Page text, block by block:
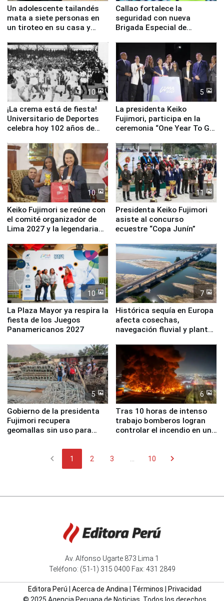
Un adolescente tailandés
mata a siete personas en
un tiroteo en su casa y
Callao fortalece la
seguridad con nueva
Brigada Especial de
equipamiento para
Serenazgo
10
¡La crema está de fiesta!
Universitario de Deportes
celebra hoy 102 años de
5
La presidenta Keiko
Fujimori, participa en la
ceremonia “One Year To Go
10
Keiko Fujimori se reúne con
el comité organizador de
Lima 2027 y la legendaria
11
Presidenta Keiko Fujimori
asiste al concurso
ecuestre “Copa Junín”
10
La Plaza Mayor ya respira la
fiesta de los Juegos
Panamericanos 2027
7
Histórica sequía en Europa
afecta cosechas,
navegación fluvial y plantas
5
Gobierno de la presidenta
Fujimori recupera
geomallas sin uso para
Fenómeno El Niño
6
Tras 10 horas de intenso
trabajo bomberos logran
controlar el incendio en una
chevron_left 1 2 3 10 chevron_right
Av. Alfonso Ugarte 873 Lima 1
Teléfono: (51-1) 315 0400 Fax: 431 2849
Editora Perú Acerca de Andina| Términos
Privacidad